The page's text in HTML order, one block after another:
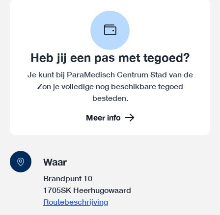
Heb jij een pas met tegoed?
Je kunt bij ParaMedisch Centrum Stad van de
Zon je volledige nog beschikbare tegoed
besteden.
Meer info
Waar
Brandpunt 10
1705SK Heerhugowaard
Routebeschrijving